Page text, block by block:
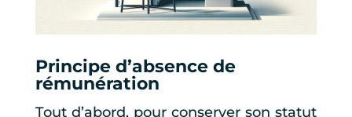
Principe d’absence de
rémunération
Tout d’abord, pour conserver son statut